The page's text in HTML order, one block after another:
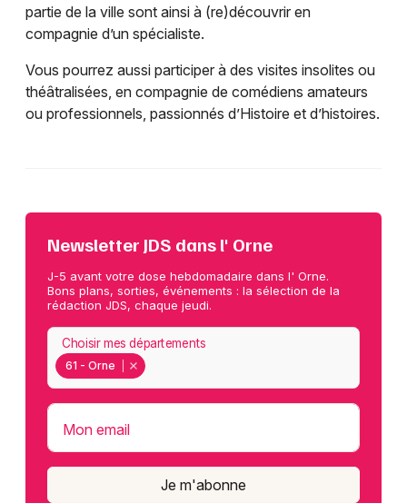
partie de la ville sont ainsi à (re)découvrir en
compagnie d’un spécialiste.
Vous pourrez aussi participer à des visites insolites ou
théâtralisées, en compagnie de comédiens amateurs
ou professionnels, passionnés d’Histoire et d’histoires.
Newsletter JDS dans l' Orne
J-5 avant votre dose hebdomadaire dans l' Orne.
Bons plans, sorties, événements : la sélection de la
rédaction JDS, chaque jeudi.
61 - Orne
Choisir mes départements
Mon email
Je m'abonne